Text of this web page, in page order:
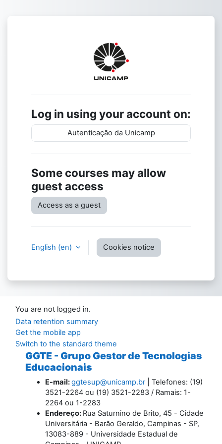
Log in to
Log in using your account on:
Autenticação da Unicamp
Some courses may allow
guest access
Access as a guest
English ‎(en)‎ Cookies notice
You are not logged in.
Data retention summary
Get the mobile app
Switch to the standard theme
GGTE - Grupo Gestor de Tecnologias
Educacionais
E-mail:ggtesup@unicamp.br| Telefones: (19)
3521-2264 ou (19) 3521-2283 / Ramais: 1-
2264 ou 1-2283
Endereço: Rua Saturnino de Brito, 45 - Cidade
Universitária - Barão Geraldo, Campinas - SP,
13083-889 - Universidade Estadual de